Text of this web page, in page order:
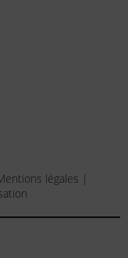
légales |